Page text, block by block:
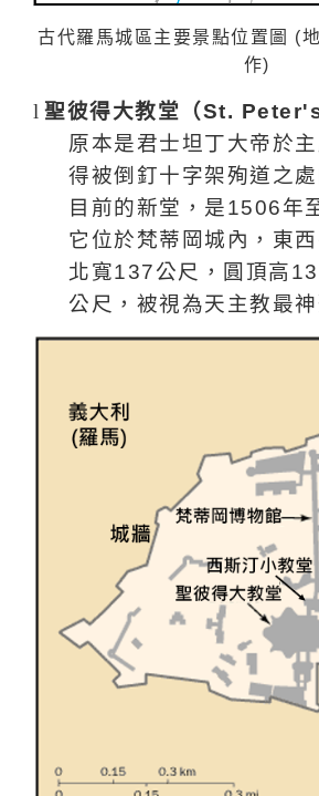
古代羅馬城區主要景點位置圖 (
作)
l 聖彼得大教堂（St.
原本是君士坦丁大帝於
得被倒釘十字架殉道之處
目前的新堂，是1506年
它位於梵蒂岡城內，東
北寬137公尺 ，圓頂高
公尺 ，被視為天主教最